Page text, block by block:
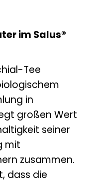
im Salus®
Tee
in
großen Wert
seiner
mit
zusammen.
dass die